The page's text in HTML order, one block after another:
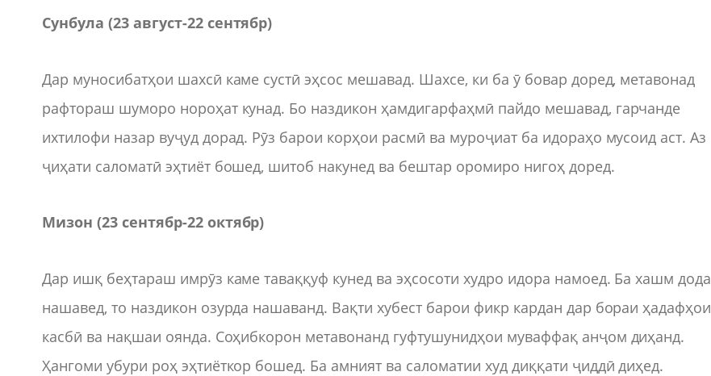
Сунбула (23 август-22 сентябр)
Дар муносибатҳои шахсӣ каме сустӣ эҳсос мешавад. Шахсе, ки ба ӯ бовар доред, метавонад
рафтораш шуморо нороҳат кунад. Бо наздикон ҳамдигарфаҳмӣ пайдо мешавад, гарчанде
ихтилофи назар вуҷуд дорад. Рӯз барои корҳои расмӣ ва муроҷиат ба идораҳо мусоид аст. Аз
ҷиҳати саломатӣ эҳтиёт бошед, шитоб накунед ва бештар оромиро нигоҳ доред.
Мизон (23 сентябр-22 октябр)
Дар ишқ беҳтараш имрӯз каме таваққуф кунед ва эҳсосоти худро идора намоед. Ба хашм дода
нашавед, то наздикон озурда нашаванд. Вақти хубест барои фикр кардан дар бораи ҳадафҳои
касбӣ ва нақшаи оянда. Соҳибкорон метавонанд гуфтушунидҳои муваффақ анҷом диҳанд.
Ҳангоми убури роҳ эҳтиёткор бошед. Ба амният ва саломатии худ диққати ҷиддӣ диҳед.